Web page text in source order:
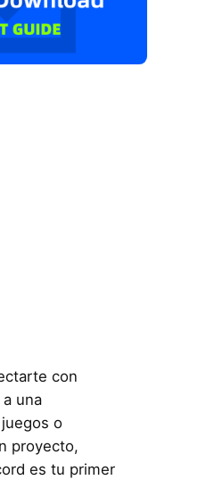
con
una
o
proyecto,
es tu primer